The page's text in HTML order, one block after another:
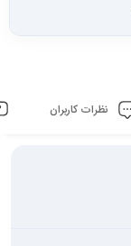
نظرات کاربران